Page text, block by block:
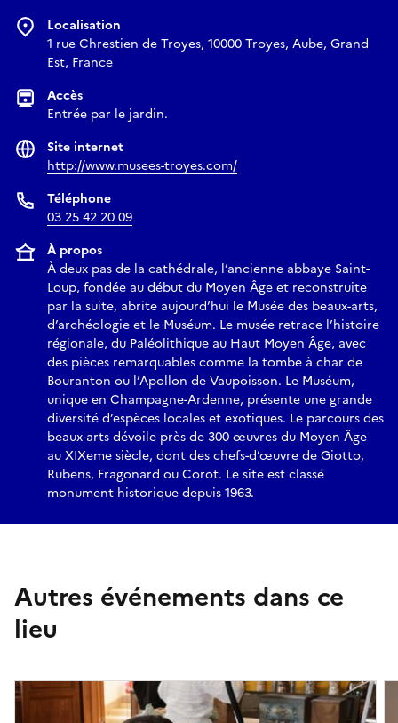
Localisation
1 rue Chrestien de Troyes, 10000 Troyes, Aube, Grand
Est, France
Accès
Entrée par le jardin.
Site internet
http://www.musees-troyes.com/
Téléphone
03 25 42 20 09
À propos
À deux pas de la cathédrale, l’ancienne abbaye Saint-
Loup, fondée au début du Moyen Âge et reconstruite
par la suite, abrite aujourd’hui le Musée des beaux-arts,
d’archéologie et le Muséum. Le musée retrace l’histoire
régionale, du Paléolithique au Haut Moyen Âge, avec
des pièces remarquables comme la tombe à char de
Bouranton ou l’Apollon de Vaupoisson. Le Muséum,
unique en Champagne-Ardenne, présente une grande
diversité d’espèces locales et exotiques. Le parcours des
beaux-arts dévoile près de 300 œuvres du Moyen Âge
au XIXeme siècle, dont des chefs-d’œuvre de Giotto,
Rubens, Fragonard ou Corot. Le site est classé
monument historique depuis 1963.
Autres événements dans ce
lieu